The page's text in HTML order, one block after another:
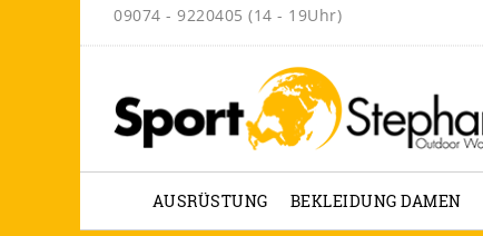
09074 - 9220405 (14 - 19Uhr)
AUSRÜSTUNG BEKLEIDUNG DAMEN